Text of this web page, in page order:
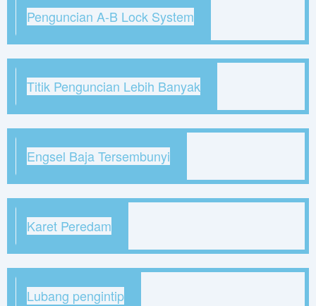
Penguncian A-B Lock System
Titik Penguncian Lebih Banyak
Engsel Baja Tersembunyi
Karet Peredam
Lubang pengintip